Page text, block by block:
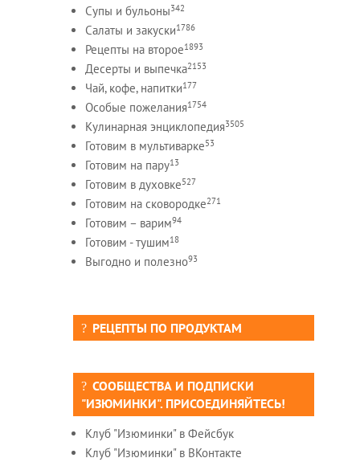
Супы и бульоны342
Салаты и закуски1786
Рецепты на второе1893
Десерты и выпечка2153
Чай, кофе, напитки177
Особые пожелания1754
Кулинарная энциклопедия3505
Готовим в мультиварке53
Готовим на пару13
Готовим в духовке527
Готовим на сковородке271
Готовим – варим94
Готовим - тушим18
Выгодно и полезно93
РЕЦЕПТЫ ПО ПРОДУКТАМ
СООБЩЕСТВА И ПОДПИСКИ
"ИЗЮМИНКИ". ПРИСОЕДИНЯЙТЕСЬ!
Клуб "Изюминки" в Фейсбук
Клуб "Изюминки" в ВКонтакте